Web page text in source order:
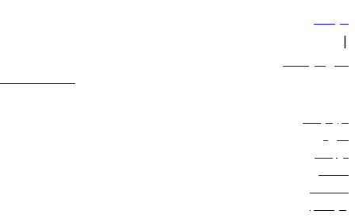
سياساتنا
|
الشروط والأحكام
600 544 445
حجز الرحلات
العروض
الوجهات
الأمتعة
المساعدة
إدارة الحجز